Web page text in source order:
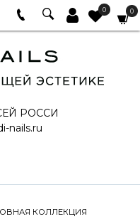
0 0
РОССИ
nails.ru
КОЛЛЕКЦИЯ